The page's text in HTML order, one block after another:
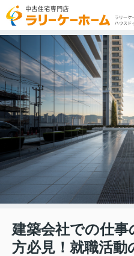
建築会社での仕
方必見！就職活動